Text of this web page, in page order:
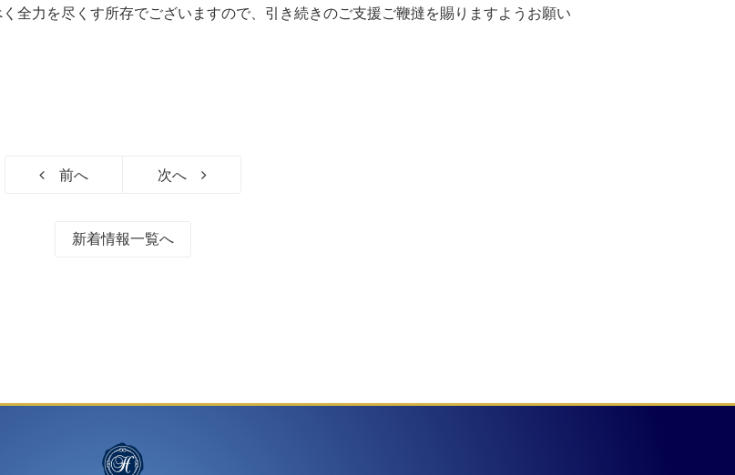
全力を尽くす所存でございますので、引き続きのご支援ご鞭撻を賜りますようお願い
前へ 次へ
新着情報一覧へ